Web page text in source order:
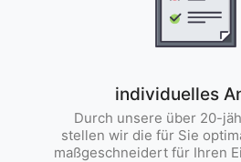
individuelles
Durch unsere über 20-
stellen wir die für Sie
maßgeschneidert für Ihren